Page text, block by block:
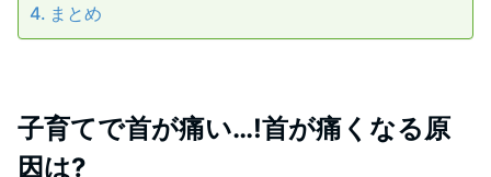
まとめ
子育てで首が痛い…!首が痛くなる原
因は?